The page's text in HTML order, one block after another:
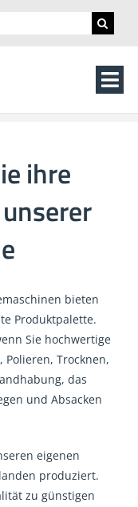
ihre
bieten
Produktpalette.
Sie hochwertige
Trocknen,
das
und Absacken
eigenen
produziert.
zu günstigen